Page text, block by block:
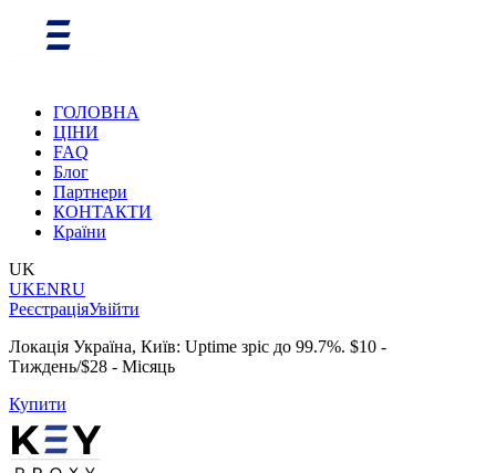
ГОЛОВНА
ЦІНИ
FAQ
Блог
Партнери
КОНТАКТИ
Країни
UK
UKENRU
РеєстраціяУвійти
Локація Україна, Київ: Uptime зріс до 99.7%. $10 -
Тиждень/$28 - Місяць
Купити